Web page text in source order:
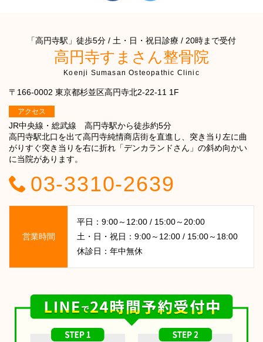
「高円寺駅」徒歩5分 / 土・日・祝日診療 / 20時まで受付
高円寺すまさん整骨院
Koenji Sumasan Osteopathic Clinic
〒166-0002 東京都杉並区高円寺北2-22-11 1F
アクセス
JR中央線・総武線 高円寺駅から徒歩約5分
高円寺駅北口を出て高円寺純情商店街を直進し、突き当り左に曲
がりすぐ突き当りを右に折れ「デンカランドさん」の斜め向かい
に当院があります。
03-3310-2639
営業時間
平日：9:00～12:00 / 15:00～20:00
土・日・祝日：9:00～12:00 / 15:00～18:00
休診日：年中無休